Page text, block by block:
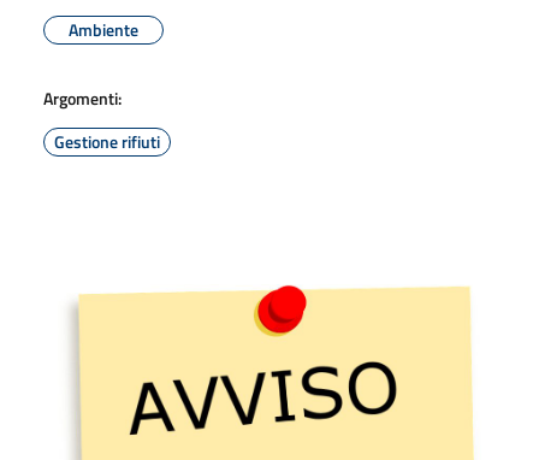
Ambiente
Argomenti:
Gestione rifiuti